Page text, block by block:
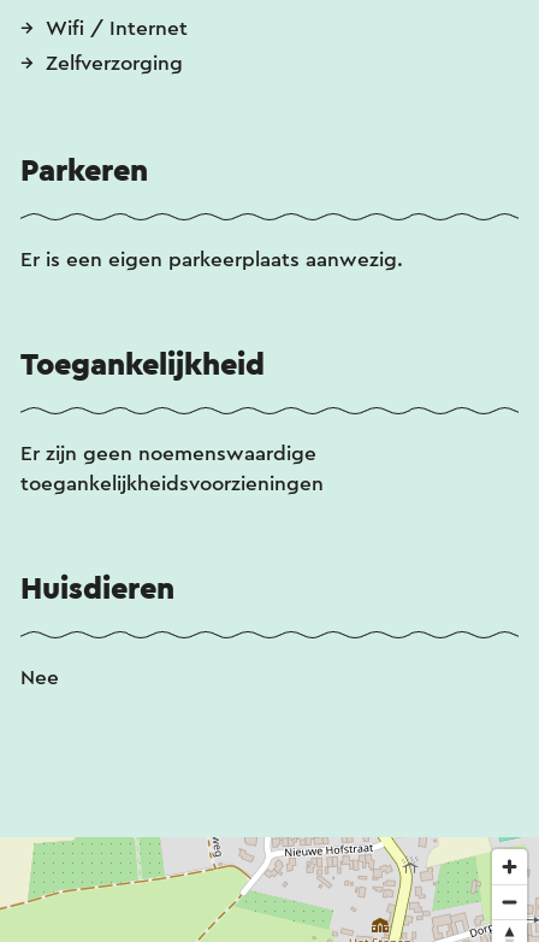
Wifi / Internet
Zelfverzorging
Parkeren
Er is een eigen parkeerplaats aanwezig.
Toegankelijkheid
Er zijn geen noemenswaardige
toegankelijkheidsvoorzieningen
Huisdieren
Nee